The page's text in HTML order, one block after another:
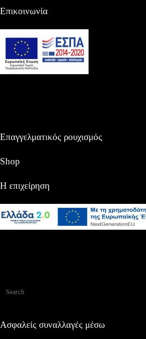
Επικοινωνία
Επαγγελματικός ρουχισμός
Shop
Η επιχείρηση
Ασφαλείς συναλλαγές μέσω